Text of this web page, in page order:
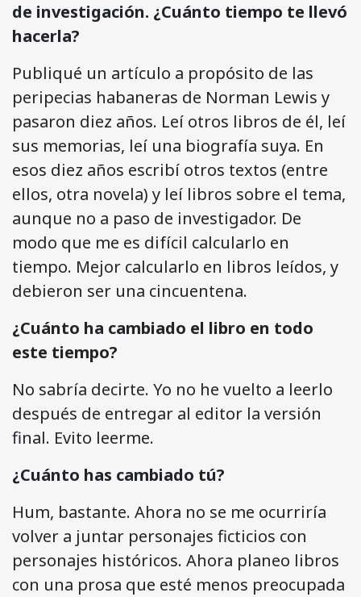
de investigación. ¿Cuánto tiempo te llevó
hacerla?
Publiqué un artículo a propósito de las
peripecias habaneras de Norman Lewis y
pasaron diez años. Leí otros libros de él, leí
sus memorias, leí una biografía suya. En
esos diez años escribí otros textos (entre
ellos, otra novela) y leí libros sobre el tema,
aunque no a paso de investigador. De
modo que me es difícil calcularlo en
tiempo. Mejor calcularlo en libros leídos, y
debieron ser una cincuentena.
¿Cuánto ha cambiado el libro en todo
este tiempo?
No sabría decirte. Yo no he vuelto a leerlo
después de entregar al editor la versión
final. Evito leerme.
¿Cuánto has cambiado tú?
Hum, bastante. Ahora no se me ocurriría
volver a juntar personajes ficticios con
personajes históricos. Ahora planeo libros
con una prosa que esté menos preocupada